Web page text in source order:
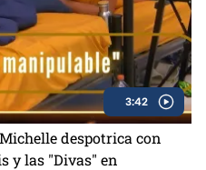
3:42
despotrica con
y las "Divas" en